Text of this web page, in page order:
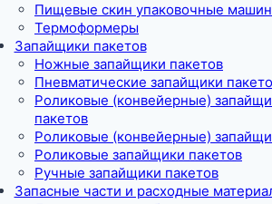
Пищевые скин упаковочные
Термоформеры
Запайщики пакетов
Ножные запайщики пакетов
Пневматические запайщики
Роликовые (конвейерные)
пакетов
Роликовые (конвейерные)
Роликовые запайщики пакетов
Ручные запайщики пакетов
Запасные части и расходные